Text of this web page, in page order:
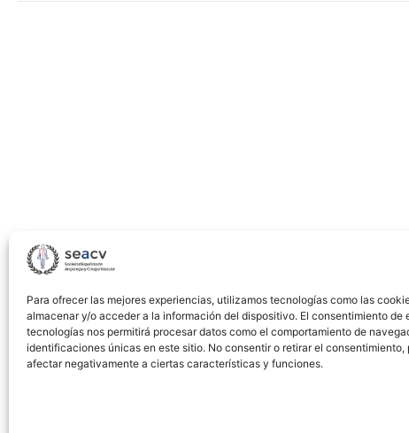
Para ofrecer las mejores experiencias, utilizamos tecnologías como las
almacenar y/o acceder a la información del dispositivo. El consentimiento de
tecnologías nos permitirá procesar datos como el comportamiento de
identificaciones únicas en este sitio. No consentir o retirar el consentimiento,
afectar negativamente a ciertas características y funciones.